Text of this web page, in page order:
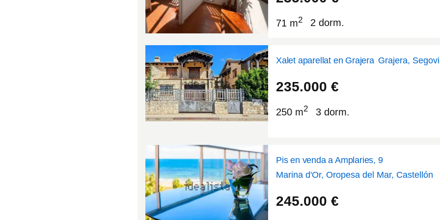
71 m2 2 dorm.
Xalet aparellat en Grajera Grajera,
235.000 €
250 m2 3 dorm.
Pis en venda a Amplaries, 9
Marina d'Or, Oropesa del Mar, Castellón
245.000 €